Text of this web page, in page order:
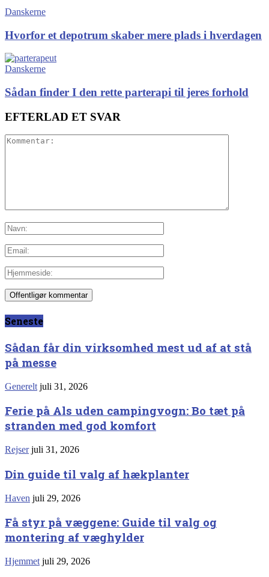
Danskerne
Hvorfor et depotrum skaber mere plads i hverdagen
Danskerne
Sådan finder I den rette parterapi til jeres forhold
EFTERLAD ET SVAR
Seneste
Sådan får din virksomhed mest ud af at stå
på messe
Generelt juli 31, 2026
Ferie på Als uden campingvogn: Bo tæt på
stranden med god komfort
Rejser juli 31, 2026
Din guide til valg af hækplanter
Haven juli 29, 2026
Få styr på væggene: Guide til valg og
montering af væghylder
Hjemmet juli 29, 2026